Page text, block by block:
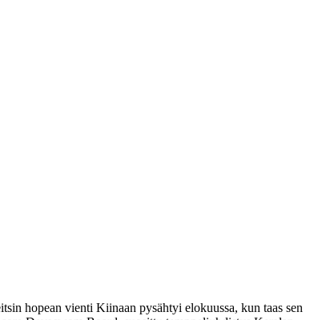
hopean vienti Kiinaan pysähtyi elokuussa, kun taas sen